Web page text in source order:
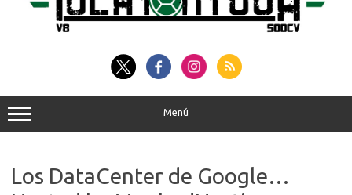
Menú
Los DataCenter de Google…